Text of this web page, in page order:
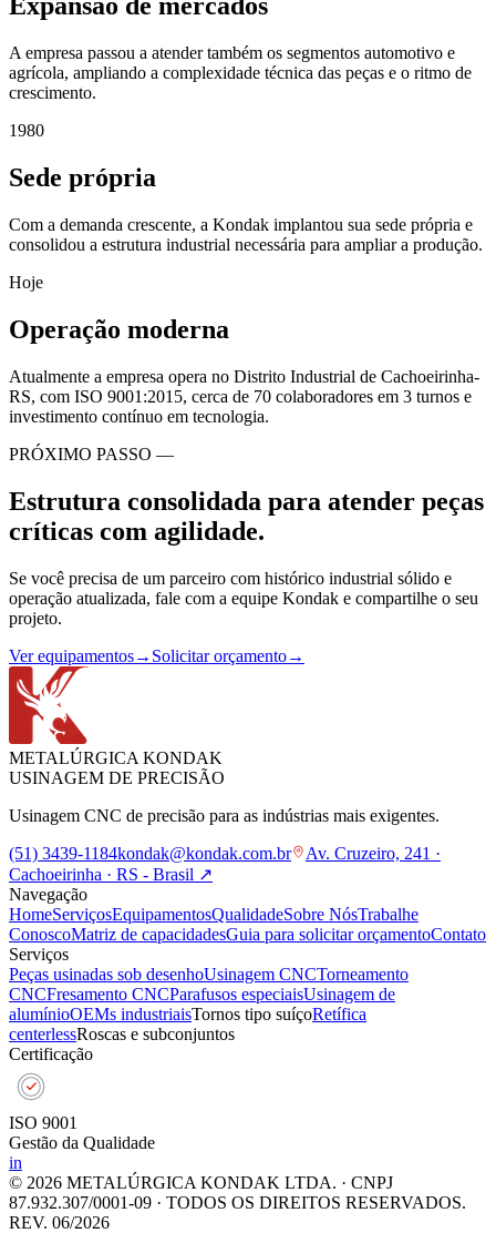
A empresa passou a atender também os segmentos automotivo e
agrícola, ampliando a complexidade técnica das peças e o ritmo de
crescimento.
1980
Sede própria
Com a demanda crescente, a Kondak implantou sua sede própria e
consolidou a estrutura industrial necessária para ampliar a produção.
Hoje
Operação moderna
Atualmente a empresa opera no Distrito Industrial de Cachoeirinha-
RS, com ISO 9001:2015, cerca de 70 colaboradores em 3 turnos e
investimento contínuo em tecnologia.
PRÓXIMO PASSO —
Estrutura consolidada para atender peças
críticas com agilidade.
Se você precisa de um parceiro com histórico industrial sólido e
operação atualizada, fale com a equipe Kondak e compartilhe o seu
projeto.
Ver equipamentos→ Solicitar orçamento→
METALÚRGICA KONDAK
USINAGEM DE PRECISÃO
Usinagem CNC de precisão para as indústrias mais exigentes.
(51) 3439-1184kondak@kondak.com.br
Av. Cruzeiro, 241 ·
Cachoeirinha · RS - Brasil ↗
Navegação
HomeServiçosEquipamentosQualidadeSobre NósTrabalhe
ConoscoMatriz de capacidadesGuia para solicitar orçamentoContato
Serviços
Peças usinadas sob desenhoUsinagem CNCTorneamento
CNCFresamento CNCParafusos especiaisUsinagem de
alumínioOEMs industriaisTornos tipo suíçoRetífica
centerlessRoscas e subconjuntos
Certificação
ISO 9001
Gestão da Qualidade
in
© 2026 METALÚRGICA KONDAK LTDA. · CNPJ
87.932.307/0001-09 · TODOS OS DIREITOS RESERVADOS.
REV. 06/2026